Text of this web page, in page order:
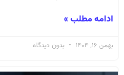
ادامه مطلب »
بهمن 16, 1404 بدون دیدگاه